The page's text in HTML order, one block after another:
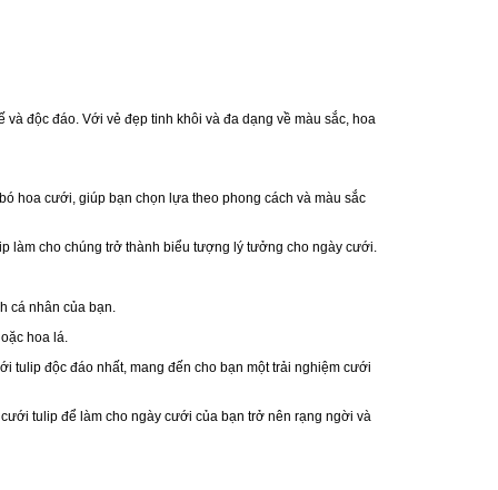
độc đáo. Với vẻ đẹp tinh khôi và đa dạng về màu sắc, hoa
hoa cưới, giúp bạn chọn lựa theo phong cách và màu sắc
làm cho chúng trở thành biểu tượng lý tưởng cho ngày cưới.
cá nhân của bạn.
hoa lá.
tulip độc đáo nhất, mang đến cho bạn một trải nghiệm cưới
tulip để làm cho ngày cưới của bạn trở nên rạng ngời và